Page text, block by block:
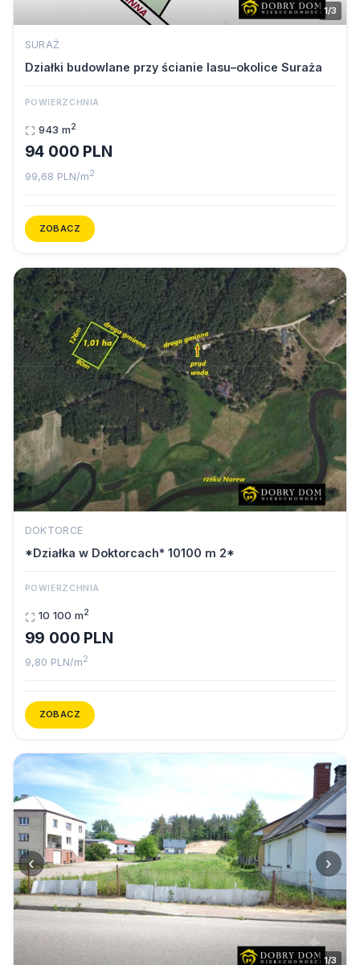
1/3
SURAŻ
Działki budowlane przy ścianie lasu–okolice Suraża
POWIERZCHNIA
943 m2
94 000 PLN
99,68 PLN/m2
ZOBACZ
DOKTORCE
*Działka w Doktorcach* 10100 m 2*
POWIERZCHNIA
10 100 m2
99 000 PLN
9,80 PLN/m2
ZOBACZ
‹ ›
1/3